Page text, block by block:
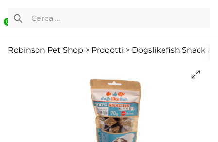
0
Ricerca per:
Robinson Pet Shop > Prodotti > Dogslikefish Snack al